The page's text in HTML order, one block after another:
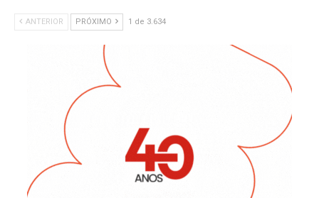
ANTERIOR PRÓXIMO 1 de 3.634